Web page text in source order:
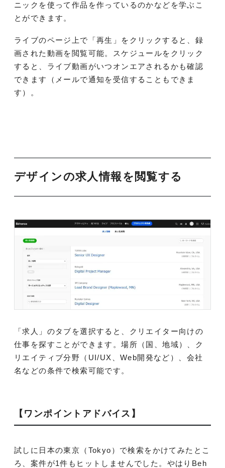
ニックを使って作品を作っているのかなどを学ぶこ
とができます。
ライブのページ上で「再生」をクリックすると、録
画された動画を閲覧可能。スケジュールをクリック
すると、ライブ動画がいつオンエアされるかも確認
できます（メールで通知を受信することもできま
す）。
デザインの求人情報を閲覧する
「求人」のタブを選択すると、クリエイター向けの
仕事を探すことができます。場所（国、地域）、ク
リエイティブ分野（UI/UX、Web開発など）、会社
名などの条件で検索可能です。
【ワンポイントアドバイス】
試しに日本の東京（Tokyo）で検索をかけてみたとこ
ろ、案件が1件もヒットしませんでした。やはりBeh